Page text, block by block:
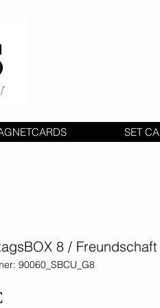
SET
8 / Freundschaft
90060_SBCU_G8
Preis